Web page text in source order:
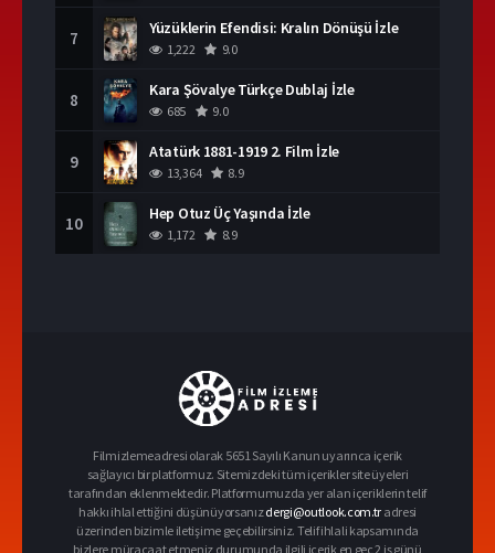
7 Yüzüklerin Efendisi: Kralın Dönüşü İzle
1,222 9.0
8 Kara Şövalye Türkçe Dublaj İzle
685 9.0
9 Atatürk 1881-1919 2. Film İzle
13,364 8.9
10 Hep Otuz Üç Yaşında İzle
1,172 8.9
Filmizlemeadresi olarak 5651 Sayılı Kanun uyarınca içerik
sağlayıcı bir platformuz. Sitemizdeki tüm içerikler site üyeleri
tarafından eklenmektedir. Platformumuzda yer alan içeriklerin telif
hakkı ihlal ettiğini düşünüyorsanızdergi@outlook.com.tr adresi
üzerinden bizimle iletişime geçebilirsiniz. Telif ihlali kapsamında
bizlere müracaat etmeniz durumunda ilgili içerik en geç 2 iş günü